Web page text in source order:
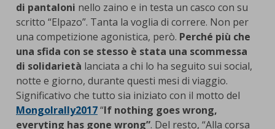
di pantaloni nello zaino e in testa un casco con su
scritto “Elpazo”. Tanta la voglia di correre. Non per
una competizione agonistica, però. Perché più che
una sfida con se stesso è stata una scommessa
di solidarietà lanciata a chi lo ha seguito sui social,
notte e giorno, durante questi mesi di viaggio.
Significativo che tutto sia iniziato con il motto del
Mongolrally2017“If nothing goes wrong,
everyting has gone wrong”. Del resto, “Alla corsa